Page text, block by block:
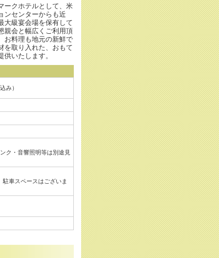
ークホテルとして、米
ンセンターからも近
大級宴会場を保有して
親会と幅広くご利用頂
お料理も地元の新鮮で
を取り入れた、おもて
供いたします。
み）
ク・音響照明等は別途見
車スペースはございま